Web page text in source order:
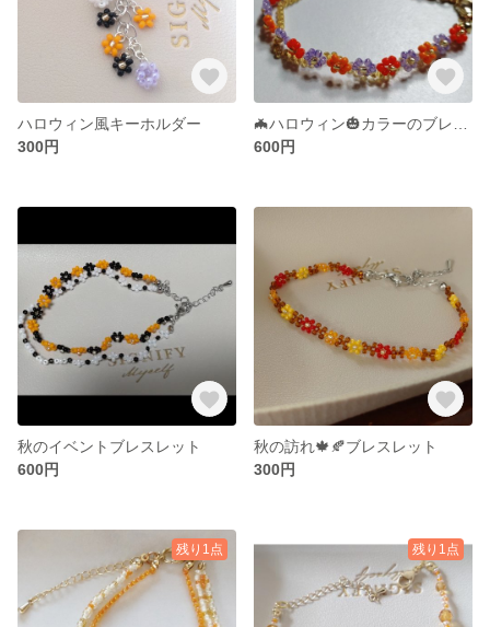
ハロウィン風キーホルダー
300円
600円
秋のイベントブレスレット
600円
秋の訪れ🍁🍂ブレスレット
300円
残り1点 残り1点